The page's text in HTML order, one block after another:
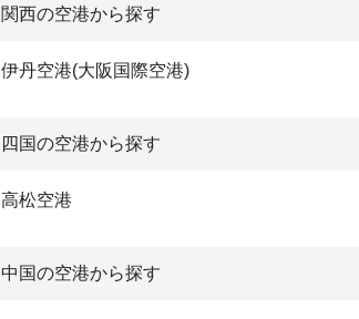
関西の空港から探す
伊丹空港(大阪国際空港)
四国の空港から探す
高松空港
中国の空港から探す